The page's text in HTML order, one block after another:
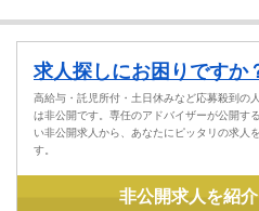
求人探しにお困りですか
高給与・託児所付・土日休みなど応募殺到の
は非公開です。専任のアドバイザーが公開す
い非公開求人から、あなたにピッタリの求人
す。
非公開求人を紹